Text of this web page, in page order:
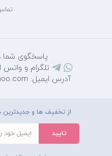
پاسخگوی
تلگرام و واتس اپ:
آدرس ایمیل: mihantarh@yahoo.com
از تخفیف ها و